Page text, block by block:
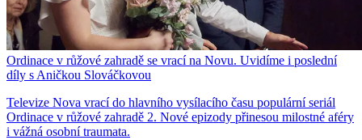
Ordinace v růžové zahradě se vrací na Novu. Uvidíme i poslední
díly s Aničkou Slováčkovou
Televize Nova vrací do hlavního vysílacího času populární seriál
Ordinace v růžové zahradě 2. Nové epizody přinesou milostné aféry
i vážná osobní traumata.